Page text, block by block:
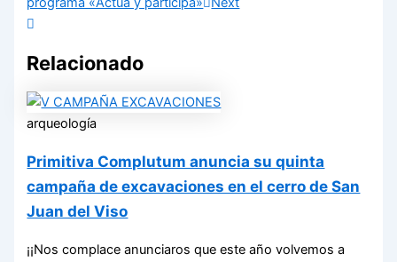
Relacionado
arqueología
Primitiva Complutum anuncia su quinta
campaña de excavaciones en el cerro de San
Juan del Viso
¡¡Nos complace anunciaros que este año volvemos a